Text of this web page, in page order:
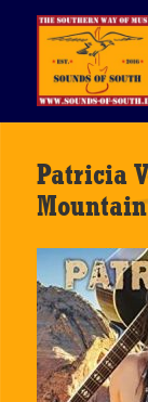
Patricia